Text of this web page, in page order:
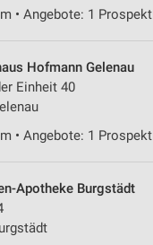
• Angebote: 1 Prospekt
Hofmann Gelenau
Einheit 40
• Angebote: 1 Prospekt
Apotheke Burgstädt